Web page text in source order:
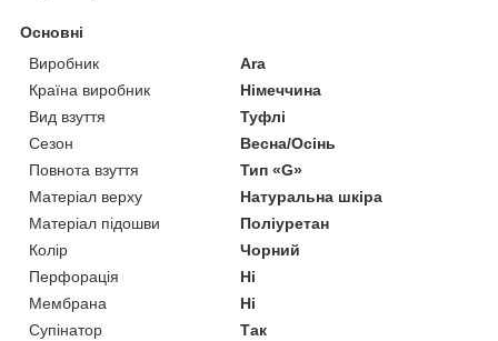
Основні
Виробник
Ara
Країна виробник
Німеччина
Вид взуття
Туфлі
Сезон
Весна/Осінь
Повнота взуття
Тип «G»
Матеріал верху
Натуральна шкіра
Матеріал підошви
Поліуретан
Колір
Чорний
Перфорація
Ні
Мембрана
Ні
Супінатор
Так